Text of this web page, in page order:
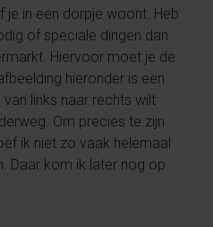
je in een dorpje woont. Heb
of speciale dingen dan
Hiervoor moet je de
hieronder is een
links naar rechts wilt
Om precies te zijn
ik niet zo vaak helemaal
Daar kom ik later nog op